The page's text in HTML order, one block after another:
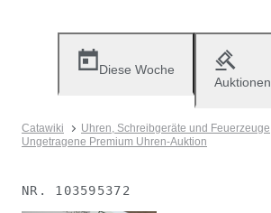
Diese Woche
Auktionen
Catawiki Uhren, Schreibgeräte und Feuerzeuge
Ungetragene Premium Uhren-Auktion
NR. 103595372